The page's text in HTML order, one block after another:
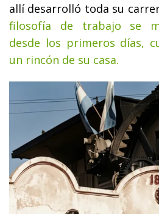
allí desarrolló toda su
filosofía de trabajo se
desde los primeros días,
un rincón de su casa.